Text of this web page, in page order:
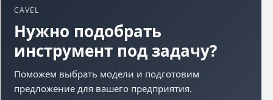
CAVEL
Нужно подобрать
инструмент под задачу?
Поможем выбрать модели и подготовим
предложение для вашего предприятия.